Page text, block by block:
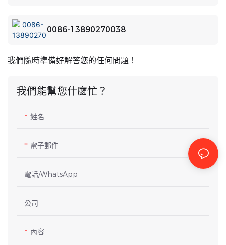
0086-13890270038
我們隨時準備好解答您的任何問題！
我們能幫您什麼忙？
姓名
電子郵件
電話/WhatsApp
公司
內容